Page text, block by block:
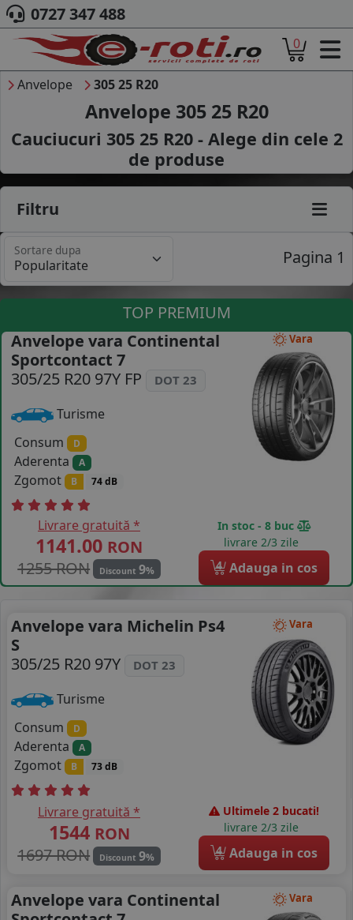
ACASA
DESPRE NOI
ANVELOPE
AUTO
CAMION
MOTO
AGROINDUSTRIALE
MARCA AUTO
B2B - COLABORARE COMPANII
CONTACT
COS (0 PRODUSE
0727 347 488
0
Anvelope 305 25 R20
Anvelope 305 25 R20
Cauciucuri 305 25 R20 - Alege din cele 2
de produse
Filtru
Sortare dupa Pagina 1
TOP PREMIUM
Vara
Anvelope vara Continental
Sportcontact 7
305/25 R20 97Y FP
DOT 23
Turisme
Consum
D
Aderenta A
Zgomot B 74 dB
Livrare gratuită *
1141.00 RON
1255 RON
Discount 9%
In stoc - 8 buc
livrare 2/3 zile
4 Adauga in cos
Vara
Anvelope vara Michelin Ps4
S
305/25 R20 97Y
DOT 23
Turisme
Consum
D
Aderenta A
Zgomot B 73 dB
Livrare gratuită *
1544 RON
1697 RON
Discount 9%
Ultimele 2 bucati!
livrare 2/3 zile
4 Adauga in cos
Vara
Anvelope vara Continental